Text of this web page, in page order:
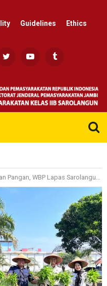
Guidelines Ethics
Sarolangun Kembali Panen Ikan Patin dan Sayur Kangkung